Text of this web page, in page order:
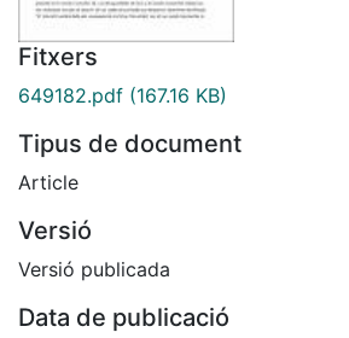
Fitxers
649182.pdf (167.16 KB)
Tipus de document
Article
Versió
Versió publicada
Data de publicació